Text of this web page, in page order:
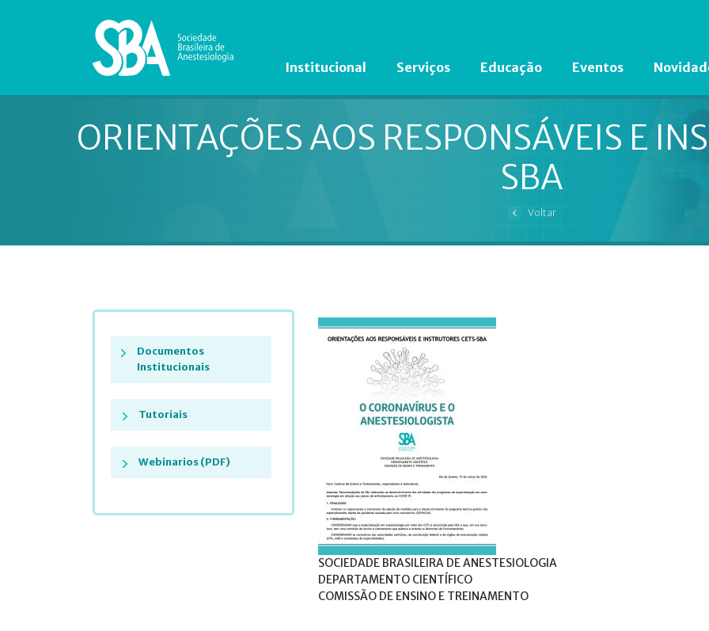
Institucional Serviços Educação Eventos
Está em busca de algum documento?
ORIENTAÇÕES AOS RESPONSÁVEIS E
SBA
Voltar
Documentos
Institucionais
Tutoriais
Webinarios (PDF)
SOCIEDADE BRASILEIRA DE ANESTESIOLOGIA
DEPARTAMENTO CIENTÍFICO
COMISSÃO DE ENSINO E TREINAMENTO